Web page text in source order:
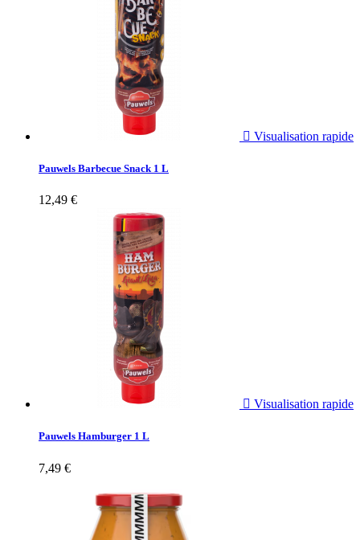
 Visualisation rapide
Pauwels Barbecue Snack 1 L
12,49 €
 Visualisation rapide
Pauwels Hamburger 1 L
7,49 €